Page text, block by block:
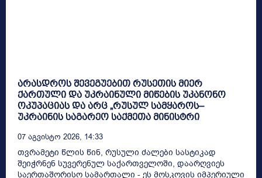
არასდროს შევეგუებით რუსეთის მიერ
ქართული და უკრაინული მიწების უკანონო
ოკუპაციას და არც „რუსულ სამყაროს–
უკრაინის საგარეო საქმეთა მინისტრი
07 Აგვისტო 2026, 14:33
თვრამეტი წლის წინ, რუსული ძალები სასტიკად
შეიჭრნენ სუვერენულ საქართველოში, დაარღვიეს
საერთაშორისო სამართალი - ეს მოსკოვის იმპერიული